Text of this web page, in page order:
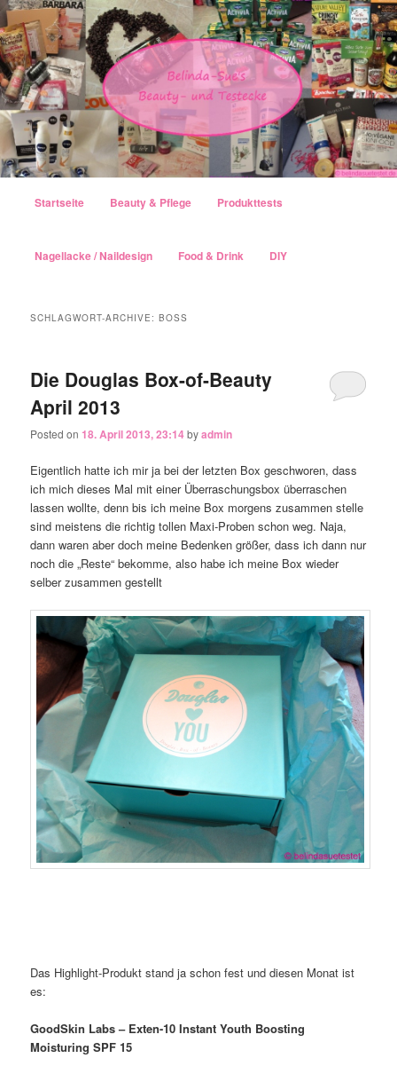
Zum Inhalt wechseln
Zum sekundären Inhalt wechseln
Startseite Beauty & Pflege Produkttests
Nagellacke / Naildesign Food & Drink DIY
SCHLAGWORT-ARCHIVE:BOSS
Die Douglas Box-of-Beauty
April 2013
Posted on18. April 2013, 23:14byadmin
Eigentlich hatte ich mir ja bei der letzten Box geschworen, dass
ich mich dieses Mal mit einer Überraschungsbox überraschen
lassen wollte, denn bis ich meine Box morgens zusammen stelle
sind meistens die richtig tollen Maxi-Proben schon weg. Naja,
dann waren aber doch meine Bedenken größer, dass ich dann nur
noch die „Reste“ bekomme, also habe ich meine Box wieder
selber zusammen gestellt
Das Highlight-Produkt stand ja schon fest und diesen Monat ist
es:
GoodSkin Labs – Exten-10 Instant Youth Boosting
Moisturing SPF 15